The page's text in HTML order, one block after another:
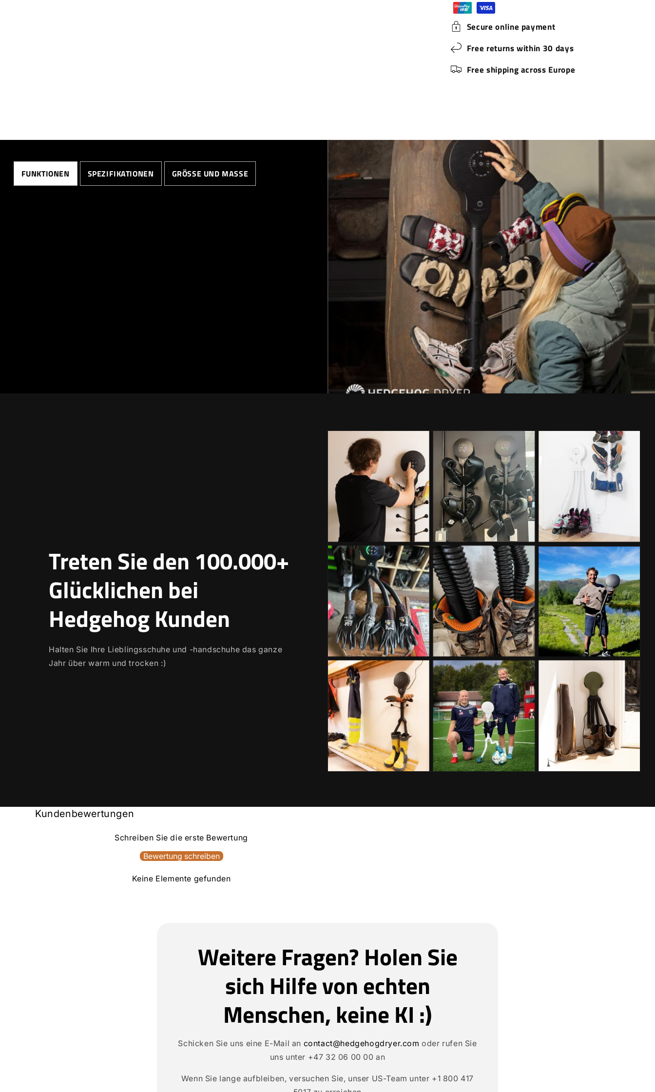
Extreme Kraft. Völlige Freiheit.
„Entworfen in Norwegen, fühlt es sich an
wie ein Elektrowerkzeug, das Apple oder
NEU!
Secure online payment
Free returns within 30 days
Free shipping across Europe
FUNKTIONEN SPEZIFIKATIONEN GRÖSSE UND MASSE
Treten Sie den 100.000+
Glücklichen bei
Hedgehog Kunden
Halten Sie Ihre Lieblingsschuhe und -handschuhe das ganze
Jahr über warm und trocken :)
Kundenbewertungen
Schreiben Sie die erste Bewertung
Bewertung schreiben
Keine Elemente gefunden
Weitere Fragen? Holen Sie
sich Hilfe von echten
Menschen, keine KI :)
Schicken Sie uns eine E-Mail an contact@hedgehogdryer.com oder rufen Sie
uns unter +47 32 06 00 00 an
Wenn Sie lange aufbleiben, versuchen Sie, unser US-Team unter +1 800 417